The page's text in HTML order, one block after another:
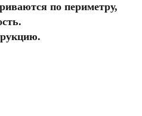
по периметру,